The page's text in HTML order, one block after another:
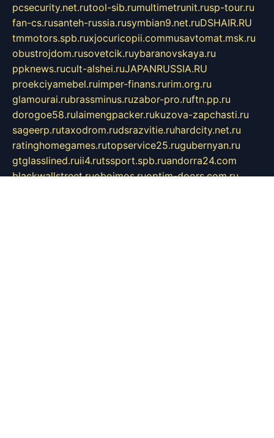
pcsecurity.net.rutool-sib.rumultimetrunit.rusp-tour.ru
fan-cs.rusanteh-russia.rusymbian9.net.ruDSHAIR.RU
tmmotors.spb.ruxjocuricopii.commusavtomat.msk.ru
obustrojdom.rusovetcik.ruybaranovskaya.ru
ppknews.rucult-alshei.ruJAPANRUSSIA.RU
proekciyamebel.ruimper-finans.rurim.org.ru
glamourai.rubrassminus.ruzabor-pro.ruftn.pp.ru
dorogoe58.rulaimengpacker.rukuzova-zapchasti.ru
sageerp.rutaxodrom.rudsrazvitie.ruhardcity.net.ru
ratinghomegames.rutopservice25.rugubernyan.ru
gtglasslined.ruii4.rutssport.spb.ruandorra24.com
blackwallstreet.ruoboimos.ruoptim-doors.com.ru